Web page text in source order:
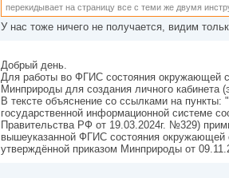
перекидывает на страницу все с теми же двумя
У нас тоже ничего не получается, видим
Добрый день.
Для работы во ФГИС состояния окружающей
Минприроды для создания личного кабинета
В тексте объяснение со ссылками на
государственной информационной системе
Правительства РФ от 19.03.2024г. №329)
вышеуказанной ФГИС состояния
утверждённой приказом Минприроды от